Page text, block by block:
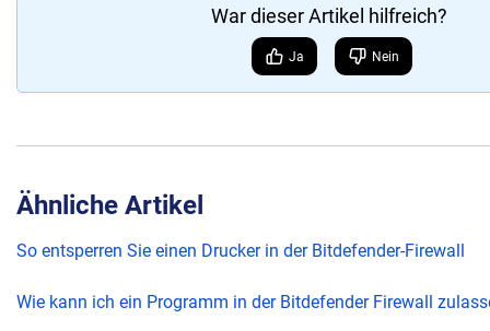
War dieser Artikel hilfreich?
Ja Nein
Ähnliche Artikel
So entsperren Sie einen Drucker in der Bitdefender-Firewall
Wie kann ich ein Programm in der Bitdefender Firewall